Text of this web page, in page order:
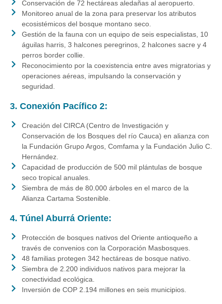
Conservación de 72 hectáreas aledañas al aeropuerto.
Monitoreo anual de la zona para preservar los atributos
ecosistémicos del bosque montano seco.
Gestión de la fauna con un equipo de seis especialistas, 10
águilas harris, 3 halcones peregrinos, 2 halcones sacre y 4
perros border collie.
Reconocimiento por la coexistencia entre aves migratorias y
operaciones aéreas, impulsando la conservación y
seguridad.
3. Conexión Pacífico 2:
Creación del CIRCA (Centro de Investigación y
Conservación de los Bosques del río Cauca) en alianza con
la Fundación Grupo Argos, Comfama y la Fundación Julio C.
Hernández.
Capacidad de producción de 500 mil plántulas de bosque
seco tropical anuales.
Siembra de más de 80.000 árboles en el marco de la
Alianza Cartama Sostenible.
4. Túnel Aburrá Oriente:
Protección de bosques nativos del Oriente antioqueño a
través de convenios con la Corporación Masbosques.
48 familias protegen 342 hectáreas de bosque nativo.
Siembra de 2.200 individuos nativos para mejorar la
conectividad ecológica.
Inversión de COP 2.194 millones en seis municipios.